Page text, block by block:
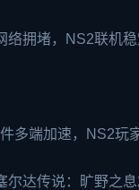
拥堵，NS2联机稳
多端加速，NS2玩
达传说：旷野之